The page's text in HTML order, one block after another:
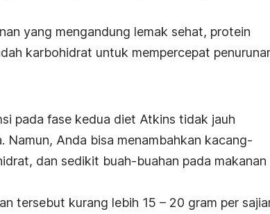
yang mengandung lemak sehat, protein
karbohidrat untuk mempercepat
pada fase kedua diet Atkins tidak jauh
Namun, Anda bisa menambahkan kacang-
dan sedikit buah-buahan pada makanan
tersebut kurang lebih 15 – 20 gram per